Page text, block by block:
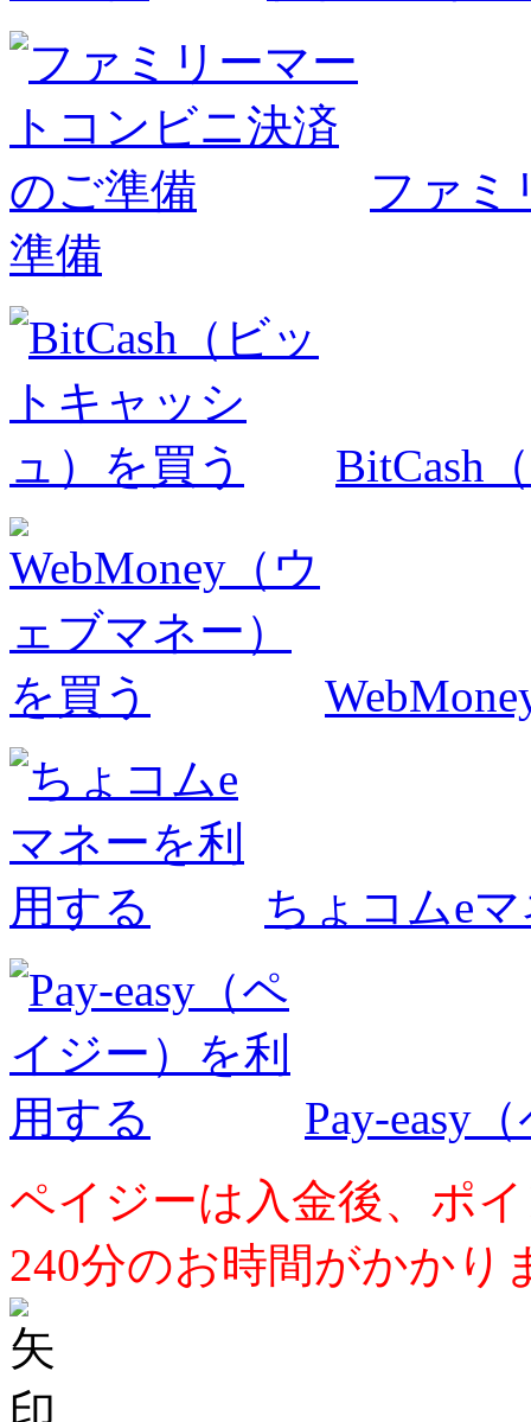
ファミ
準備
BitCash
ちょコムe
Pay-easy
ペイジーは入金後、ポ
240分のお時間がかかり